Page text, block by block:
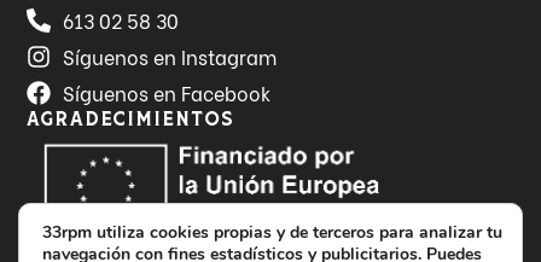
613 02 58 30
Síguenos en Instagram
Síguenos en Facebook
Agradecimientos
33rpm utiliza cookies propias y de terceros para analizar tu
navegación con fines estadísticos y publicitarios. Puedes